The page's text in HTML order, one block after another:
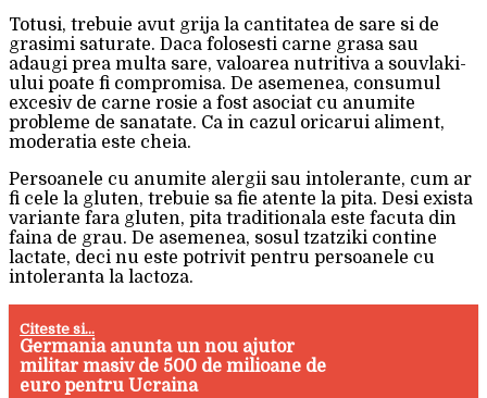
Totusi, trebuie avut grija la cantitatea de sare si de
grasimi saturate. Daca folosesti carne grasa sau
adaugi prea multa sare, valoarea nutritiva a souvlaki-
ului poate fi compromisa. De asemenea, consumul
excesiv de carne rosie a fost asociat cu anumite
probleme de sanatate. Ca in cazul oricarui aliment,
moderatia este cheia.
Persoanele cu anumite alergii sau intolerante, cum ar
fi cele la gluten, trebuie sa fie atente la pita. Desi exista
variante fara gluten, pita traditionala este facuta din
faina de grau. De asemenea, sosul tzatziki contine
lactate, deci nu este potrivit pentru persoanele cu
intoleranta la lactoza.
Citeste si...
Germania anunta un nou ajutor
militar masiv de 500 de milioane de
euro pentru Ucraina